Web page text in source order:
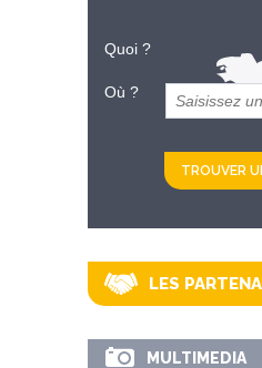
Quoi ?
Où ?
et
km alentour
LES
MULTIMEDIA